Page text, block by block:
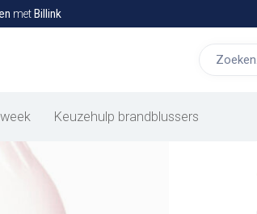
metBillink
Keuzehulp brandblussers